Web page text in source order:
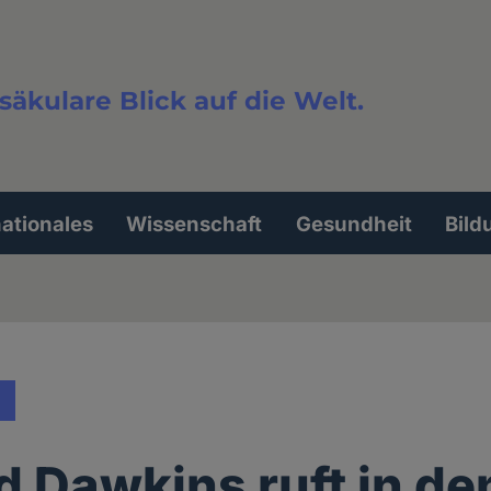
Blick auf die Welt.
Wissenschaft Gesundheit